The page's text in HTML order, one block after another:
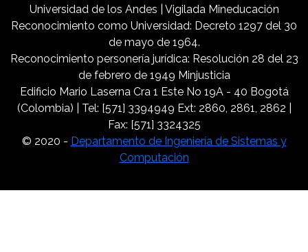
Universidad de los Andes | Vigilada Mineducación
Reconocimiento como Universidad: Decreto 1297 del 30
de mayo de 1964.
Reconocimiento personería jurídica: Resolución 28 del 23
de febrero de 1949 Minjusticia
Edificio Mario Laserna Cra 1 Este No 19A - 40 Bogotá
(Colombia) | Tel: [571] 3394949 Ext: 2860, 2861, 2862 |
Fax: [571] 3324325
© 2020 - Departamento de Ingeniería de Sistemas y
Computación